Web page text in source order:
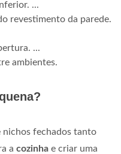
...
revestimento da parede.
...
ambientes.
nichos fechados tanto
a cozinha e criar uma